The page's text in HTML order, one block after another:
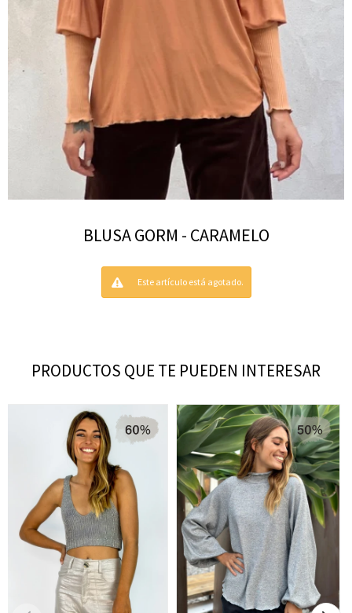
BLUSA GORM - CARAMELO
Este artículo está agotado.
PRODUCTOS QUE TE PUEDEN INTERESAR